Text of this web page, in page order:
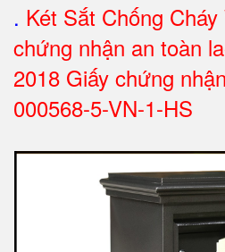
. Két Sắt Chống
chứng nhận an toàn
2018 Giấy chứng
000568-5-VN-1-HS